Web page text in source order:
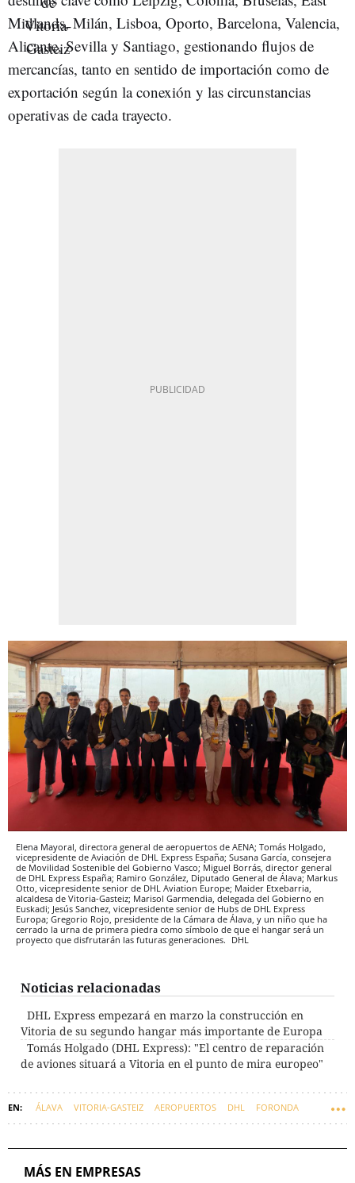
Midlands, Milán, Lisboa, Oporto, Barcelona, Valencia,
Alicante, Sevilla y Santiago, gestionando flujos de
mercancías, tanto en sentido de importación como de
exportación según la conexión y las circunstancias
operativas de cada trayecto.
Elena Mayoral, directora general de aeropuertos de AENA; Tomás Holgado,
vicepresidente de Aviación de DHL Express España; Susana García, consejera
de Movilidad Sostenible del Gobierno Vasco; Miguel Borrás, director general
de DHL Express España; Ramiro González, Diputado General de Álava; Markus
Otto, vicepresidente senior de DHL Aviation Europe; Maider Etxebarria,
alcaldesa de Vitoria-Gasteiz; Marisol Garmendia, delegada del Gobierno en
Euskadi; Jesús Sanchez, vicepresidente senior de Hubs de DHL Express
Europa; Gregorio Rojo, presidente de la Cámara de Álava, y un niño que ha
cerrado la urna de primera piedra como símbolo de que el hangar será un
proyecto que disfrutarán las futuras generaciones. DHL
Noticias relacionadas
DHL Express empezará en marzo la construcción en
Vitoria de su segundo hangar más importante de Europa
Tomás Holgado (DHL Express): "El centro de reparación
de aviones situará a Vitoria en el punto de mira europeo"
ÁLAVA VITORIA-GASTEIZ AEROPUERTOS DHL FORONDA
MÁS EN EMPRESAS